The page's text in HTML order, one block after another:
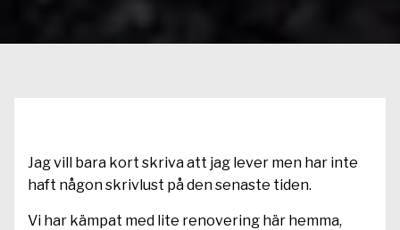
Jag vill bara kort skriva att jag lever men har inte
haft någon skrivlust på den senaste tiden.
Vi har kämpat med lite renovering här hemma,